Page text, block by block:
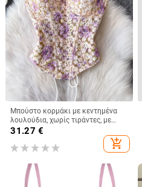
Μπούστο κορμάκι με κεντημένα
λουλούδια, χωρίς τιράντες, με
οστά, κοντό μήκος, θηλυκή
31.27 €
add_shopping_cart